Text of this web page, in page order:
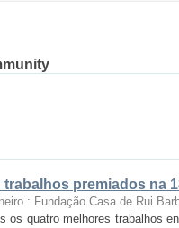
premiados na
: Fundação Casa de Rui
os quatro melhores trabalhos